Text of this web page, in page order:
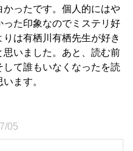
ったです。個人的にはや
た印象なのでミステリ好
は有栖川有栖先生が好き
思いました。あと、読む前
て誰もいなくなったを読
ます。
05